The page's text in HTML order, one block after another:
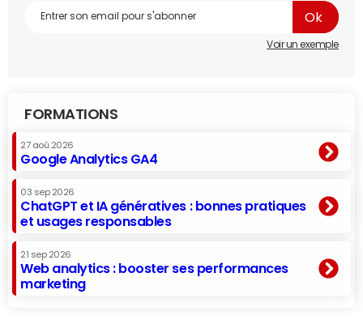
Voir un exemple
FORMATIONS
27 aoû 2026
Google Analytics GA4
03 sep 2026
ChatGPT et IA génératives : bonnes pratiques
et usages responsables
21 sep 2026
Web analytics : booster ses performances
marketing